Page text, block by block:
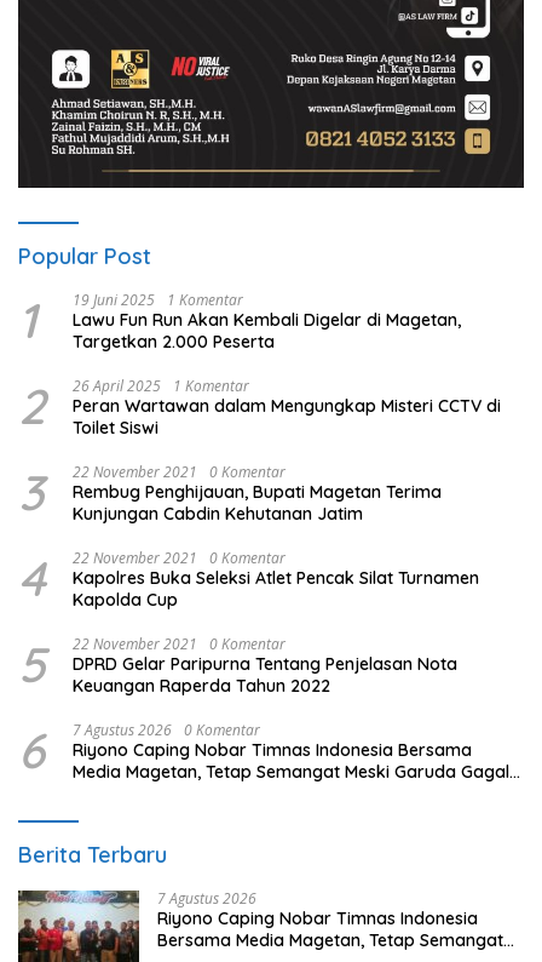
Popular Post
1 19 Juni 2025 1 Komentar
Lawu Fun Run Akan Kembali Digelar di Magetan,
Targetkan 2.000 Peserta
2 26 April 2025 1 Komentar
Peran Wartawan dalam Mengungkap Misteri CCTV di
Toilet Siswi
3 22 November 2021 0 Komentar
Rembug Penghijauan, Bupati Magetan Terima
Kunjungan Cabdin Kehutanan Jatim
4 22 November 2021 0 Komentar
Kapolres Buka Seleksi Atlet Pencak Silat Turnamen
Kapolda Cup
5 22 November 2021 0 Komentar
DPRD Gelar Paripurna Tentang Penjelasan Nota
Keuangan Raperda Tahun 2022
6 7 Agustus 2026 0 Komentar
Riyono Caping Nobar Timnas Indonesia Bersama
Media Magetan, Tetap Semangat Meski Garuda Gagal
Berita Terbaru
7 Agustus 2026
Riyono Caping Nobar Timnas Indonesia
Bersama Media Magetan, Tetap Semangat